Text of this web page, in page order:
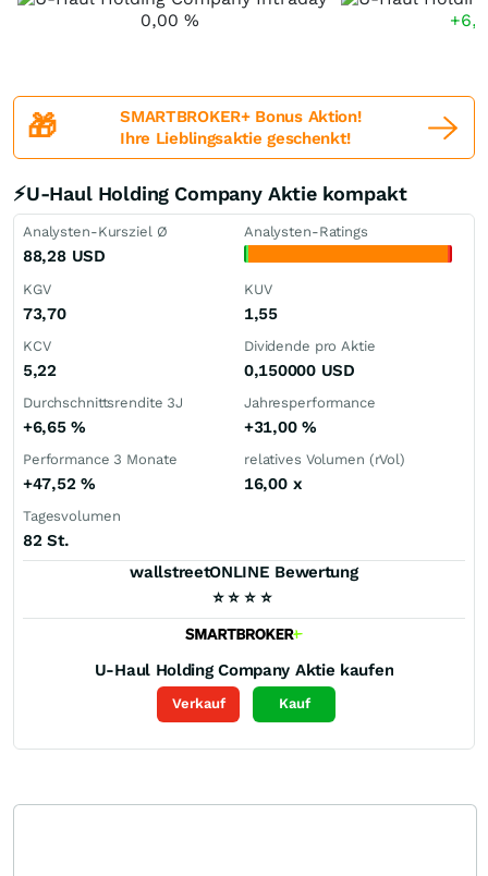
0,00 %
🎁
SMARTBROKER+ Bonus Aktion!
Ihre Lieblingsaktie geschenkt!
⚡U-Haul Holding Company Aktie kompakt
Analysten-Kursziel Ø
88,28 USD
Analysten-Ratings
KGV
73,70
KUV
1,55
KCV
5,22
Dividende pro Aktie
0,150000 USD
Durchschnittsrendite 3J
+6,65%
Jahresperformance
+31,00 %
Performance 3 Monate
+47,52 %
relatives Volumen (rVol)
16,00 x
Tagesvolumen
82 St.
wallstreetONLINE Bewertung
⭐ ⭐ ⭐ ⭐
U-Haul Holding Company Aktie kaufen
Verkauf Kauf